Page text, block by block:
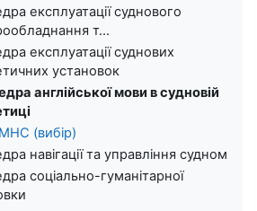
експлуатації суднового
т...
експлуатації суднових
установок
англійської мови в судновій
(вибір)
навігації та управління судном
соціально-гуманітарної